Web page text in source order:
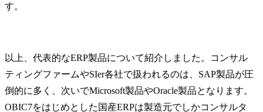
す。
以上、代表的なERP製品について紹介しました。コンサル
ティングファームやSIer各社で扱われるのは、SAP製品が圧
倒的に多く、次いでMicrosoft製品やOracle製品となります。
OBIC7をはじめとした国産ERPは製造元でしかコンサルタ